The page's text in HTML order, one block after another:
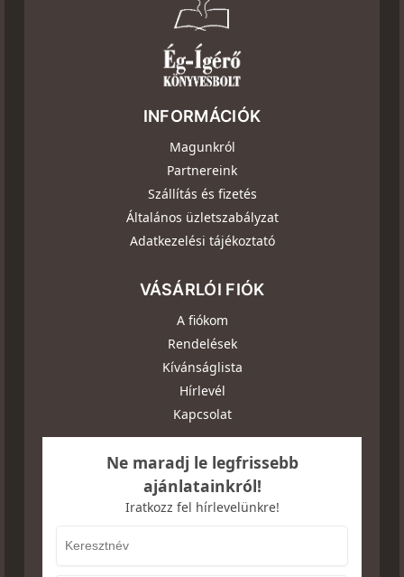
INFORMÁCIÓK
Magunkról
Partnereink
Szállítás és fizetés
Általános üzletszabályzat
Adatkezelési tájékoztató
VÁSÁRLÓI FIÓK
A fiókom
Rendelések
Kívánságlista
Hírlevél
Kapcsolat
Ne maradj le legfrissebb
ajánlatainkról!
Iratkozz fel hírlevelünkre!